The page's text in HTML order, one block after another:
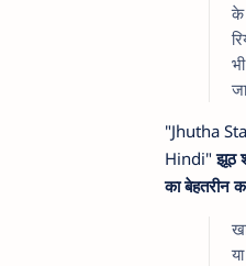
के
"Jhutha
Hindi"झूठ
का बेहतरीन
या